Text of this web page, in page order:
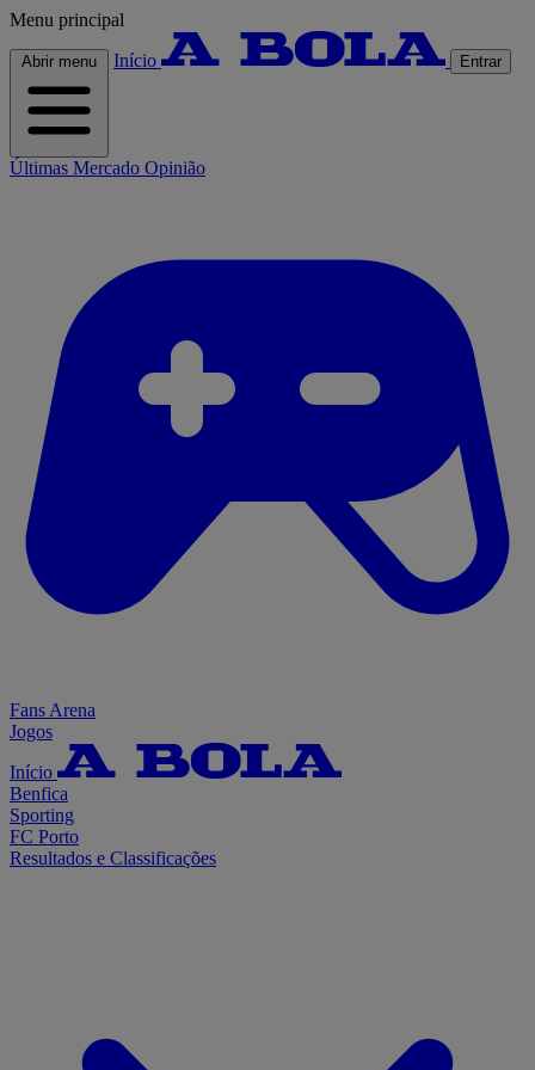
Menu principal
Abrir menu Início Entrar
Últimas Mercado Opinião
Fans Arena
Jogos
Início
Benfica
Sporting
FC Porto
Resultados e Classificações